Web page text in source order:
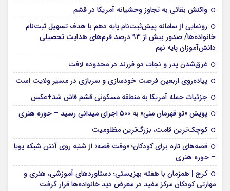
واکنش بقائی به تجاوز وحشیانه آمریکا در قشم
رونمایی از سامانه پیش‌ثبت‌نام پایه دهم با هدف تسهیل ثبت‌نام
خانواده‌ها/ صدور بیش از ۹۳ درصد فرم‌های هدایت تحصیلی
دانش‌آموزان پایه نهم
غرق‌شدن پدر و نجات دو فرزند در محدوده لافت
پیاده‌روی اربعین فرصت خودسازی و سربازی در مسیر ولایت است
جزئیات حمله آمریکا به منطقه مسکونی قشم فاش شد+عکس
پویش «تو قهرمان منی» به ۵۰۰ اجرای میدانی رسید – حوزه هنری
کوچک‌ترین قامت، بزرگ‌ترین مظلومیت
قصه‌های تازه برای کودکان؛ «وقت قصه» از شنبه روی آنتن شبکه پویا
– حوزه هنری
کرج | همزمان با هفته بهزیستی؛ دستاوردهای آموزشی، هنری و
مهارتی کودکان مرکز مفید در معرض دید خانواده‌ها قرار گرفت